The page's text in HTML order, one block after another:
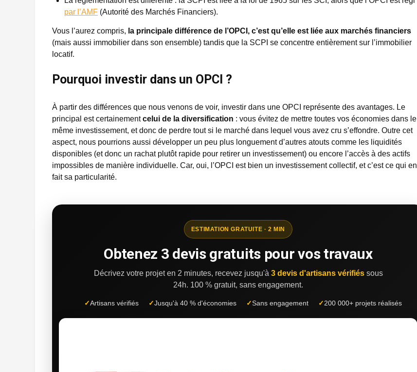
par l’AMF (Autorité des Marchés Financiers).
Vous l’aurez compris, la principale différence de l’OPCI, c’est qu’elle est liée aux marchés financiers
(mais aussi immobilier dans son ensemble) tandis que la SCPI se concentre entièrement sur l’immobilier
locatif.
Pourquoi investir dans un OPCI ?
À partir des différences que nous venons de voir, investir dans une OPCI représente des avantages. Le
principal est certainementcelui de la diversification : vous évitez de mettre toutes vos économies dans le
même investissement, et donc de perdre tout si le marché dans lequel vous avez cru s’effondre. Outre cet
aspect, nous pourrions aussi développer un peu plus longuement d’autres atouts comme les liquidités
disponibles (et donc un rachat plutôt rapide pour retirer un investissement) ou encore l’accès à des actifs
impossibles de manière individuelle. Car, oui, l’OPCI est bien un investissement collectif, et c’est ce qui en
fait sa particularité.
ESTIMATION GRATUITE · 2 MIN
Obtenez 3 devis gratuits pour vos travaux
Décrivez votre projet en 2 minutes, recevez jusqu'à 3 devis d'artisans vérifiéssous
24h. 100 % gratuit, sans engagement.
✓Artisans vérifiés ✓Jusqu'à 40 % d'économies ✓Sans engagement ✓200 000+ projets réalisés